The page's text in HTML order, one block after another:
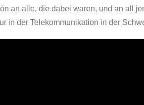
an alle, die dabei waren, und an all
in der Telekommunikation in der